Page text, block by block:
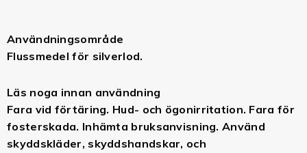
Användningsområde
Flussmedel för silverlod.
Läs noga innan användning
Fara vid förtäring. Hud- och ögonirritation. Fara för
fosterskada. Inhämta bruksanvisning. Använd
skyddskläder, skyddshandskar, och